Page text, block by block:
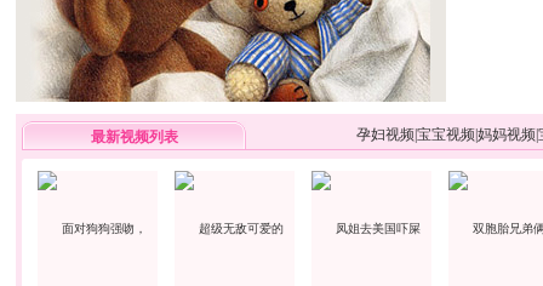
最新视频列表 孕妇视频宝宝视频妈妈视频